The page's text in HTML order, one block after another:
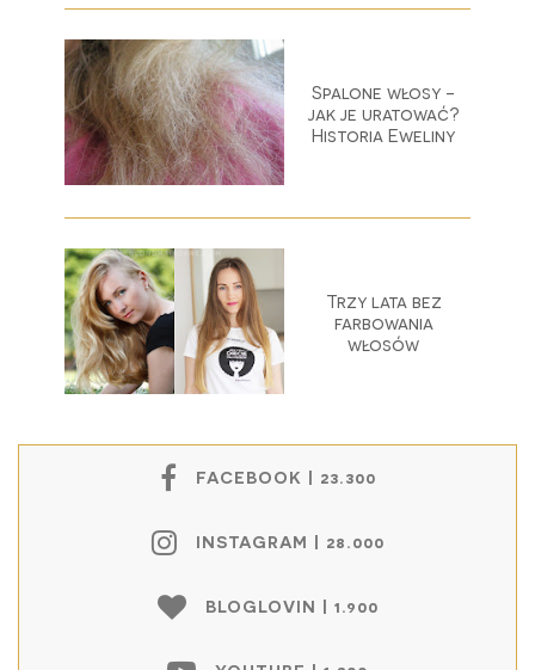
Spalone włosy -
jak je uratować?
Historia Eweliny
Trzy lata bez
farbowania
włosów
FACEBOOK | 23.300
INSTAGRAM | 28.000
BLOGLOVIN | 1.900